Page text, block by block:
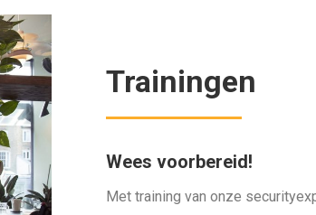
Trainingen
Wees voorbereid!
Met training van onze